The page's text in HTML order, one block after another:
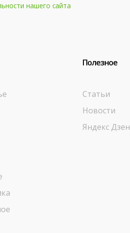
нашего сайта
Полезное
Статьи
Новости
Яндекс Дзен